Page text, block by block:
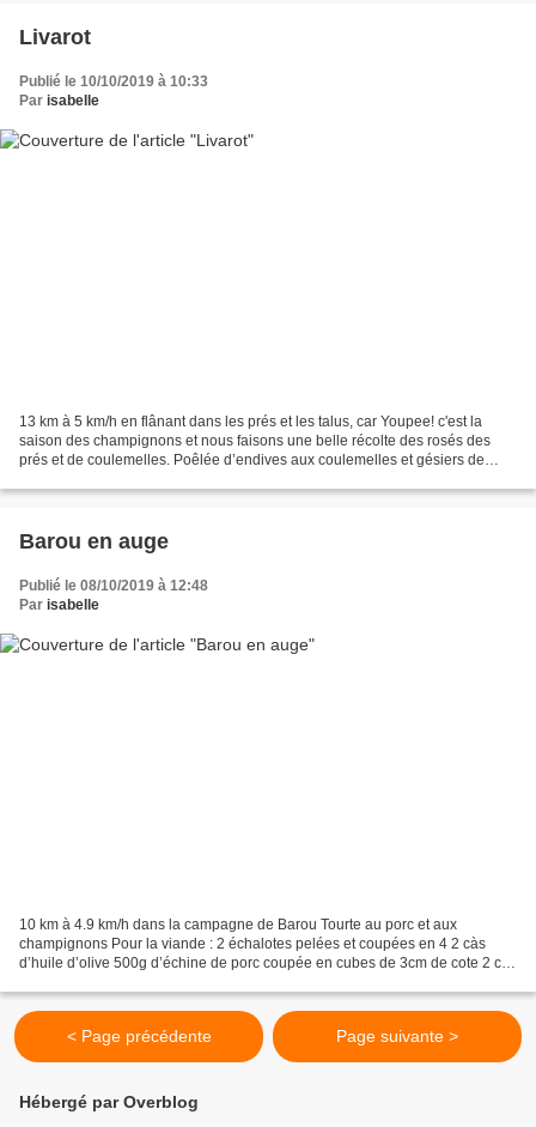
Livarot
Publié le 10/10/2019 à 10:33
Par isabelle
13 km à 5 km/h en flânant dans les prés et les talus, car Youpee! c'est la
saison des champignons et nous faisons une belle récolte des rosés des
prés et de coulemelles. Poêlée d’endives aux coulemelles et gésiers de
Barou en auge
Publié le 08/10/2019 à 12:48
Par isabelle
10 km à 4.9 km/h dans la campagne de Barou Tourte au porc et aux
champignons Pour la viande : 2 échalotes pelées et coupées en 4 2 càs
d’huile d’olive 500g d’échine de porc coupée en cubes de 3cm de cote 2 càs
< Page précédente Page suivante >
Hébergé par Overblog